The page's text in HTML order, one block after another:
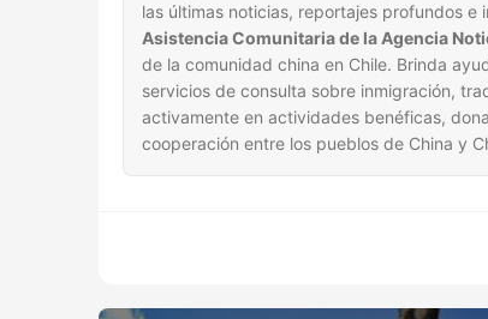
las últimas noticias, reportajes profundos
Asistencia Comunitaria de la Agencia
de la comunidad china en Chile. Brinda
servicios de consulta sobre inmigración,
activamente en actividades benéficas,
cooperación entre los pueblos de China y